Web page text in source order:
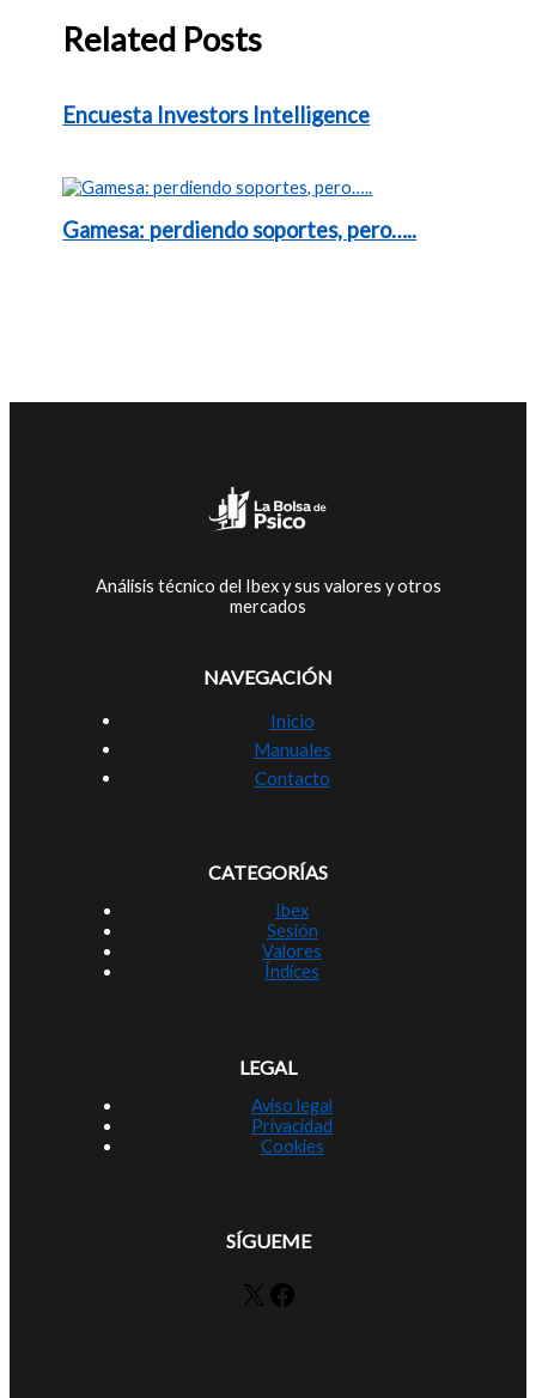
Related Posts
Encuesta Investors Intelligence
Gamesa: perdiendo soportes, pero…..
Análisis técnico del Ibex y sus valores y otros
mercados
NAVEGACIÓN
Inicio
Manuales
Contacto
CATEGORÍAS
Ibex
Sesión
Valores
Índices
LEGAL
Aviso legal
Privacidad
Cookies
SÍGUEME
X Facebook